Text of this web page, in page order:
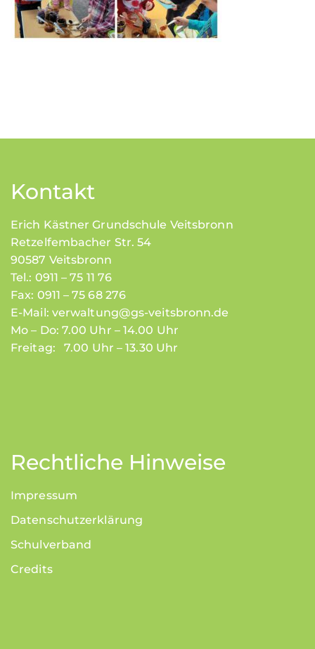
Kontakt
Erich Kästner Grundschule Veitsbronn
Retzelfembacher Str. 54
90587 Veitsbronn
Tel.: 0911 – 75 11 76
Fax: 0911 – 75 68 276
E-Mail: verwaltung@gs-veitsbronn.de
Mo – Do: 7.00 Uhr – 14.00 Uhr
Freitag: 7.00 Uhr – 13.30 Uhr
Rechtliche Hinweise
Impressum
Datenschutzerklärung
Schulverband
Credits